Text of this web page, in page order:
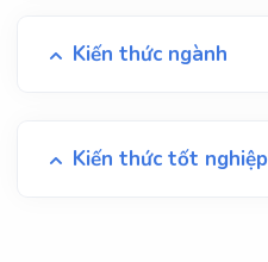
Kiến thức ngành
Kiến thức tốt nghiệp